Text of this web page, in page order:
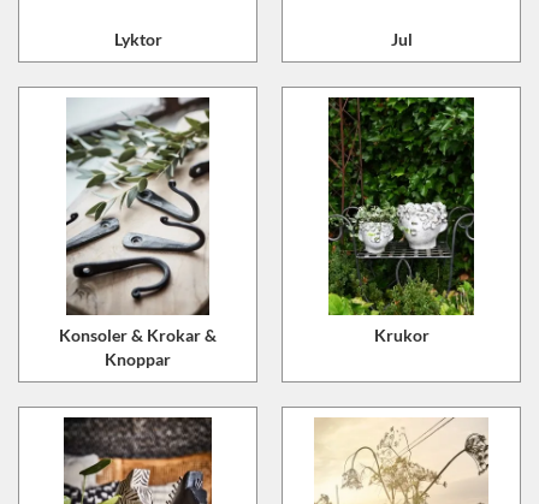
Lyktor Jul
Konsoler & Krokar &
Knoppar
Krukor